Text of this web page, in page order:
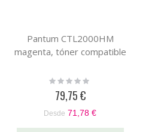
Pantum CTL2000HM
magenta, tóner compatible
Rating:
79,75 €
Desde 71,78 €